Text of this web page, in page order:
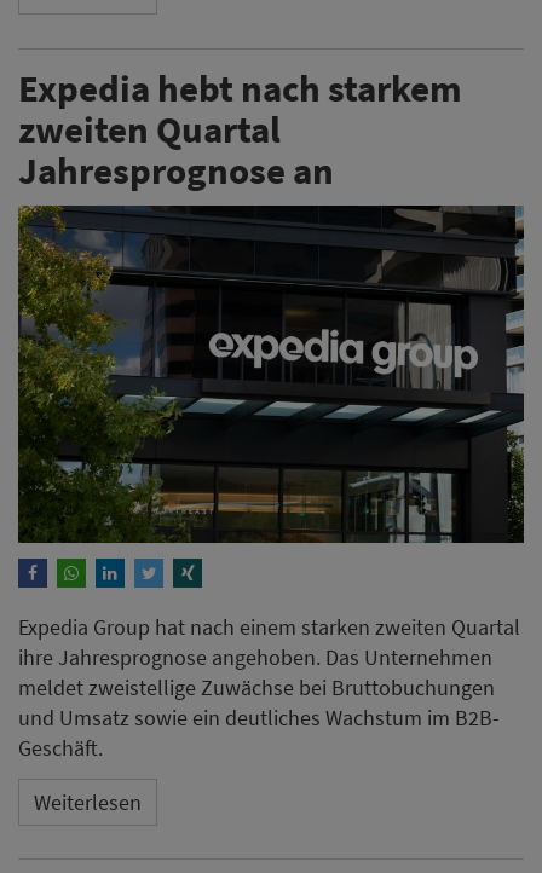
Expedia hebt nach starkem
zweiten Quartal
Jahresprognose an
Expedia Group hat nach einem starken zweiten Quartal
ihre Jahresprognose angehoben. Das Unternehmen
meldet zweistellige Zuwächse bei Bruttobuchungen
und Umsatz sowie ein deutliches Wachstum im B2B-
Geschäft.
Weiterlesen